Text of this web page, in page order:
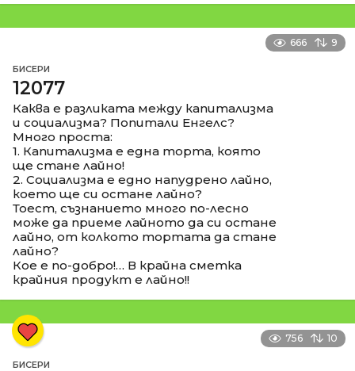
666 9
БИСЕРИ
12077
Каква е разликата между капитализма
и социализма? Попитали Енгелс?
Много проста:
1. Капитализма е една торта, която
ще стане лайно!
2. Социализма е едно напудрено лайно,
което ще си остане лайно?
Тоест, съзнанието много по-лесно
може да приеме лайното да си остане
лайно, от колкото тортата да стане
лайно?
Кое е по-добро!… В крайна сметка
крайния продукт е лайно!!
756 10
БИСЕРИ